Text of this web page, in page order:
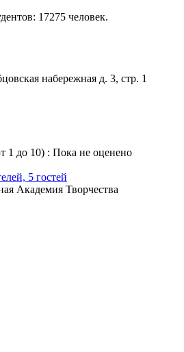
17275 человек.
набережная д. 3, стр. 1
1 до 10) : Пока не оценено
5 гостей
Академия Творчества